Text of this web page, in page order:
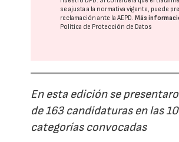
se ajusta a la normativa vigente, puede
reclamación ante laAEPD.Más
Política de Protección de Datos
En esta edición se
de 163 candidaturas en las 10
categorías convocadas